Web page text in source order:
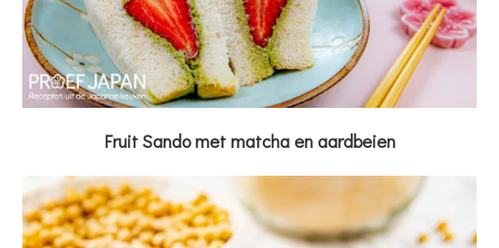
Fruit Sando met matcha en aardbeien